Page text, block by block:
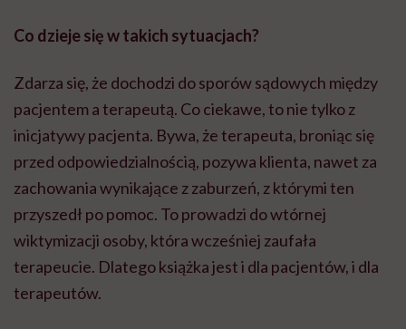
Co dzieje się w takich sytuacjach?
Zdarza się, że dochodzi do sporów sądowych między
pacjentem a terapeutą. Co ciekawe, to nie tylko z
inicjatywy pacjenta. Bywa, że terapeuta, broniąc się
przed odpowiedzialnością, pozywa klienta, nawet za
zachowania wynikające z zaburzeń, z którymi ten
przyszedł po pomoc. To prowadzi do wtórnej
wiktymizacji osoby, która wcześniej zaufała
terapeucie. Dlatego książka jest i dla pacjentów, i dla
terapeutów.